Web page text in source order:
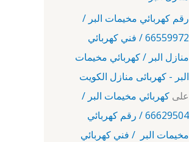
رقم كهربائي مخيمات البر /
66559972 / فني كهربائي
منازل البر / كهربائي مخيمات
البر - كهربائى منازل الكويت
على كهربائي مخيمات البر /
66629504 / رقم كهربائي
مخيمات البر / فني كهربائي